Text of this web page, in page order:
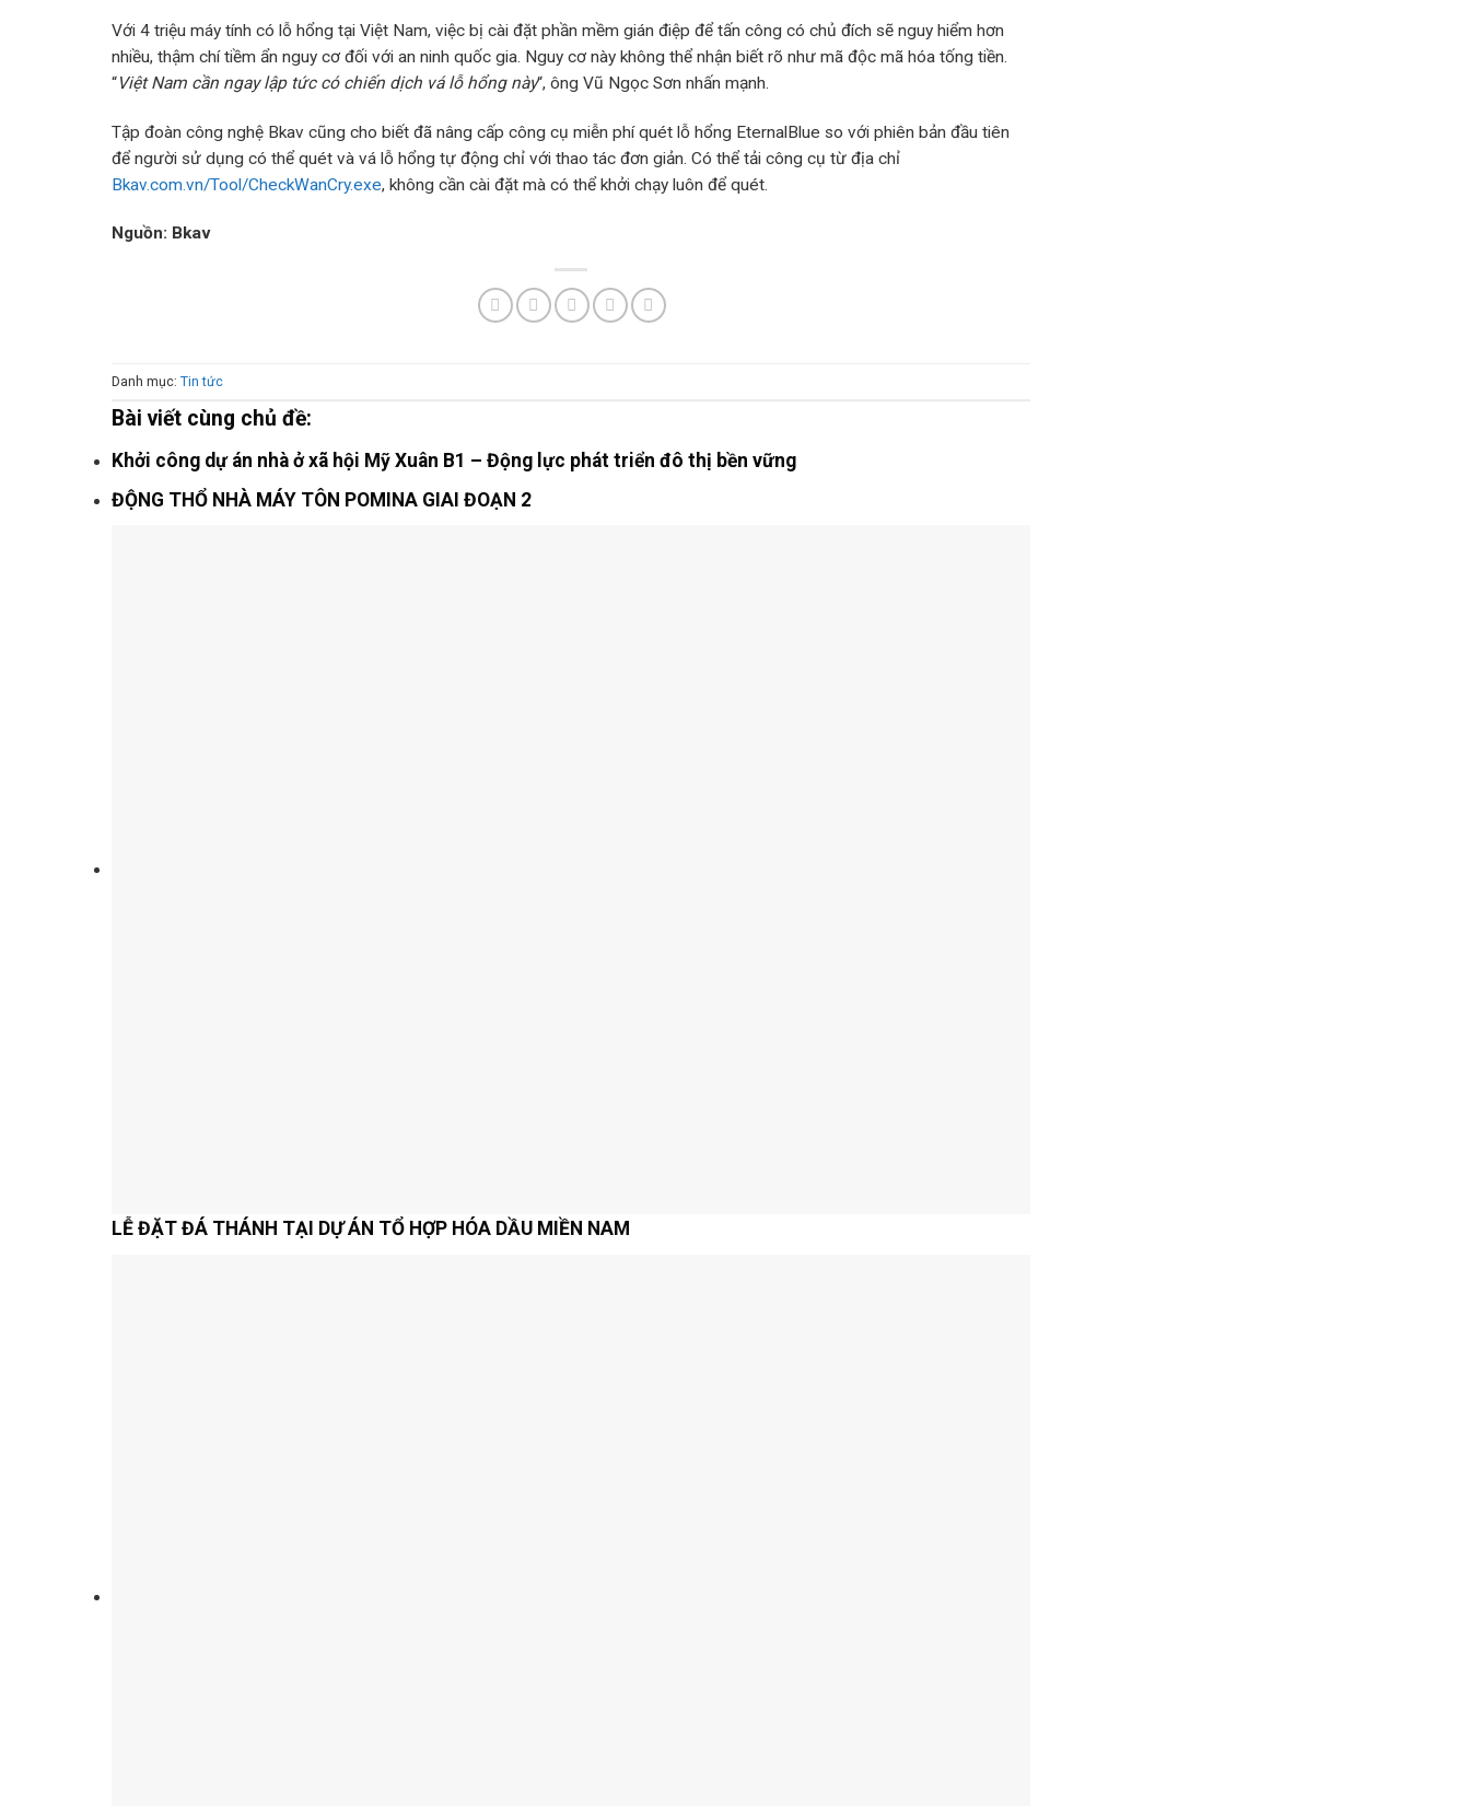
Với 4 triệu máy tính có lỗ hổng tại Việt Nam, việc bị cài đặt phần mềm gián điệp để tấn công có chủ đích sẽ nguy hiểm hơn
nhiều, thậm chí tiềm ẩn nguy cơ đối với an ninh quốc gia. Nguy cơ này không thể nhận biết rõ như mã độc mã hóa tống tiền.
“Việt Nam cần ngay lập tức có chiến dịch vá lỗ hổng này“, ông Vũ Ngọc Sơn nhấn mạnh.
Tập đoàn công nghệ Bkav cũng cho biết đã nâng cấp công cụ miễn phí quét lỗ hổng EternalBlue so với phiên bản đầu tiên
để người sử dụng có thể quét và vá lỗ hổng tự động chỉ với thao tác đơn giản. Có thể tải công cụ từ địa chỉ
Bkav.com.vn/Tool/CheckWanCry.exe, không cần cài đặt mà có thể khởi chạy luôn để quét.
Nguồn: Bkav
Danh mục: Tin tức
Bài viết cùng chủ đề:
Khởi công dự án nhà ở xã hội Mỹ Xuân B1 – Động lực phát triển đô thị bền vững
ĐỘNG THỔ NHÀ MÁY TÔN POMINA GIAI ĐOẠN 2
LỄ ĐẶT ĐÁ THÁNH TẠI DỰ ÁN TỔ HỢP HÓA DẦU MIỀN NAM